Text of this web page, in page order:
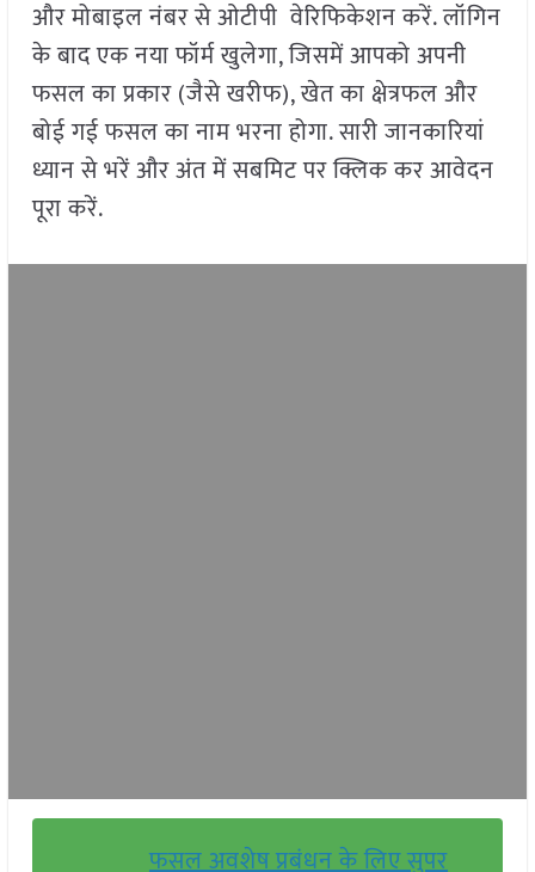
और मोबाइल नंबर से ओटीपी वेरिफिकेशन करें. लॉगिन
के बाद एक नया फॉर्म खुलेगा, जिसमें आपको अपनी
फसल का प्रकार (जैसे खरीफ), खेत का क्षेत्रफल और
बोई गई फसल का नाम भरना होगा. सारी जानकारियां
ध्यान से भरें और अंत में सबमिट पर क्लिक कर आवेदन
पूरा करें.
फसल अवशेष प्रबंधन के लिए सुपर